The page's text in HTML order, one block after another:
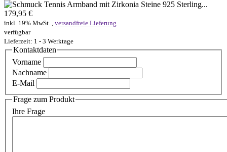
179,95 €
inkl. 19% MwSt. , versandfreie Lieferung
verfügbar
Lieferzeit: 1 - 3 Werktage
Kontaktdaten
Vorname
Nachname
E-Mail
Frage zum Produkt
Ihre Frage